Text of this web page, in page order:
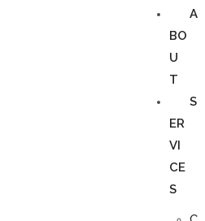
A
BO
U
T
S
ER
VI
CE
S